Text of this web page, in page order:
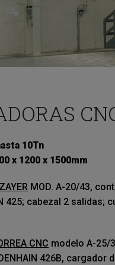
10Tn
x 1200 x 1500mm
MOD. A-20/43,
425; cabezal 2 salidas;
CNC modelo A-25/
426B, cargador